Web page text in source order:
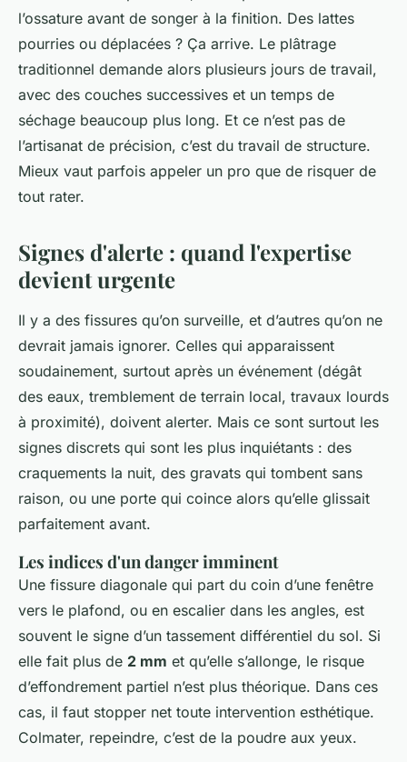
l’ossature avant de songer à la finition. Des lattes
pourries ou déplacées ? Ça arrive. Le plâtrage
traditionnel demande alors plusieurs jours de travail,
avec des couches successives et un temps de
séchage beaucoup plus long. Et ce n’est pas de
l’artisanat de précision, c’est du travail de structure.
Mieux vaut parfois appeler un pro que de risquer de
tout rater.
Signes d'alerte : quand l'expertise
devient urgente
Il y a des fissures qu’on surveille, et d’autres qu’on ne
devrait jamais ignorer. Celles qui apparaissent
soudainement, surtout après un événement (dégât
des eaux, tremblement de terrain local, travaux lourds
à proximité), doivent alerter. Mais ce sont surtout les
signes discrets qui sont les plus inquiétants : des
craquements la nuit, des gravats qui tombent sans
raison, ou une porte qui coince alors qu’elle glissait
parfaitement avant.
Les indices d'un danger imminent
Une fissure diagonale qui part du coin d’une fenêtre
vers le plafond, ou en escalier dans les angles, est
souvent le signe d’un tassement différentiel du sol. Si
elle fait plus de 2 mm et qu’elle s’allonge, le risque
d’effondrement partiel n’est plus théorique. Dans ces
cas, il faut stopper net toute intervention esthétique.
Colmater, repeindre, c’est de la poudre aux yeux.